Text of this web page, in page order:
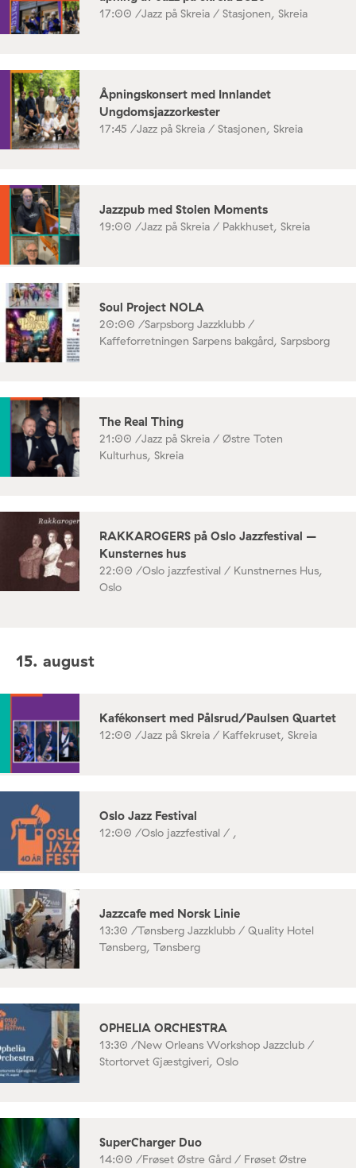
17:00 /Jazz på Skreia / Stasjonen, Skreia
Åpningskonsert med Innlandet
Ungdomsjazzorkester
17:45 /Jazz på Skreia / Stasjonen, Skreia
Jazzpub med Stolen Moments
19:00 /Jazz på Skreia / Pakkhuset, Skreia
Soul Project NOLA
20:00 /Sarpsborg Jazzklubb /
Kaffeforretningen Sarpens bakgård, Sarpsborg
The Real Thing
21:00 /Jazz på Skreia / Østre Toten
Kulturhus, Skreia
RAKKAROGERS på Oslo Jazzfestival –
Kunsternes hus
22:00 /Oslo jazzfestival / Kunstnernes Hus,
Oslo
15. august
Kafékonsert med Pålsrud/Paulsen Quartet
12:00 /Jazz på Skreia / Kaffekruset, Skreia
Oslo Jazz Festival
12:00 /Oslo jazzfestival / ,
Jazzcafe med Norsk Linie
13:30 /Tønsberg Jazzklubb / Quality Hotel
Tønsberg, Tønsberg
OPHELIA ORCHESTRA
13:30 /New Orleans Workshop Jazzclub /
Stortorvet Gjæstgiveri, Oslo
SuperCharger Duo
14:00 /Frøset Østre Gård / Frøset Østre